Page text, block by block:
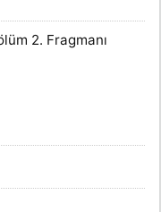
2. Fragmanı